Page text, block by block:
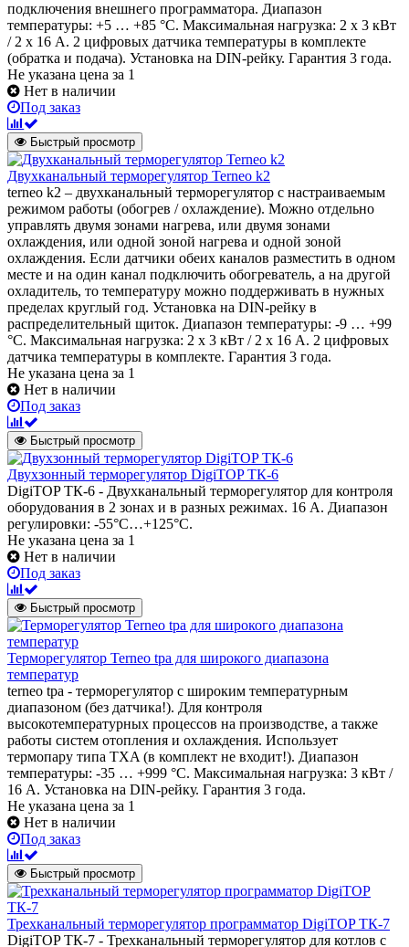
подключения внешнего программатора. Диапазон
температуры: +5 … +85 °С. Максимальная нагрузка: 2 х 3 кВт
/ 2 х 16 А. 2 цифровых датчика температуры в комплекте
(обратка и подача). Установка на DIN-рейку. Гарантия 3 года.
Не указана цена за 1
Нет в наличии
Под заказ
Быстрый просмотр
Двухканальный терморегулятор Terneo k2
terneo k2 – двухканальный терморегулятор с настраиваемым
режимом работы (обогрев / охлаждение). Можно отдельно
управлять двумя зонами нагрева, или двумя зонами
охлаждения, или одной зоной нагрева и одной зоной
охлаждения. Если датчики обеих каналов разместить в одном
месте и на один канал подключить обогреватель, а на другой
охладитель, то температуру можно поддерживать в нужных
пределах круглый год. Установка на DIN-рейку в
распределительный щиток. Диапазон температуры: -9 … +99
°С. Максимальная нагрузка: 2 х 3 кВт / 2 х 16 А. 2 цифровых
датчика температуры в комплекте. Гарантия 3 года.
Не указана цена за 1
Нет в наличии
Под заказ
Быстрый просмотр
Двухзонный терморегулятор DigiTOP ТК-6
DigiTOP ТК-6 - Двухканальный терморегулятор для контроля
оборудования в 2 зонах и в разных режимах. 16 А. Диапазон
регулировки: -55°C…+125°C.
Не указана цена за 1
Нет в наличии
Под заказ
Быстрый просмотр
Терморегулятор Terneo tpa для широкого диапазона
температур
terneo tpa - терморегулятор с широким температурным
диапазоном (без датчика!). Для контроля
высокотемпературных процессов на производстве, а также
работы систем отопления и охлаждения. Использует
термопару типа TXA (в комплект не входит!). Диапазон
температуры: -35 … +999 °С. Максимальная нагрузка: 3 кВт /
16 А. Установка на DIN-рейку. Гарантия 3 года.
Не указана цена за 1
Нет в наличии
Под заказ
Быстрый просмотр
Трехканальный терморегулятор программатор DigiTOP ТК-7
DigiTOP ТК-7 - Трехканальный терморегулятор для котлов с